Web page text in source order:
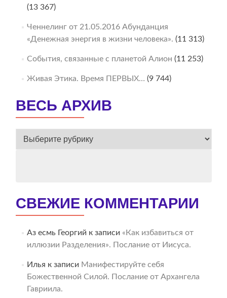
(13 367)
Ченнелинг от 21.05.2016 Абунданция
«Денежная энергия в жизни человека». (11 313)
События, связанные с планетой Алион (11 253)
Живая Этика. Время ПЕРВЫХ… (9 744)
ВЕСЬ АРХИВ
ВЕСЬ
СВЕЖИЕ КОММЕНТАРИИ
Аз есмь Георгий к записи «Как избавиться от
иллюзии Разделения». Послание от Иисуса.
Илья к записи Манифестируйте себя
Божественной Силой. Послание от Архангела
Гавриила.